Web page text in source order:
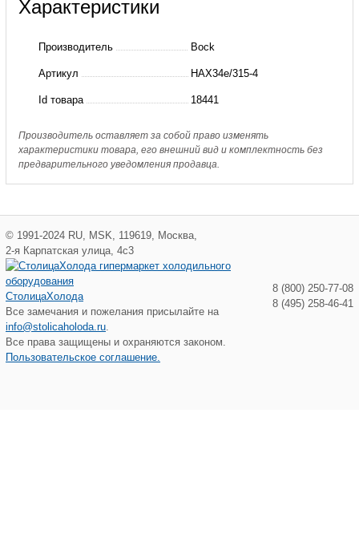
HAX34e/315-
BOCK
(+ТЭН)
HAX34e/315-
4
Характеристики
Производитель Bock
Артикул HAX34e/315-4
Id товара 18441
Производитель оставляет за собой право изменять
характеристики товара, его внешний вид и комплектность без
предварительного уведомления продавца.
© 1991-2024 RU MSK 119619 Москва
2-я Карпатская улица, 4с3
СтолицаХолода
Все замечания и пожелания присылайте на
info@stolicaholoda.ru
Все права защищены и охраняются законом.
Пользовательское соглашение.
8 (800) 250-77-08
8 (495) 258-46-41